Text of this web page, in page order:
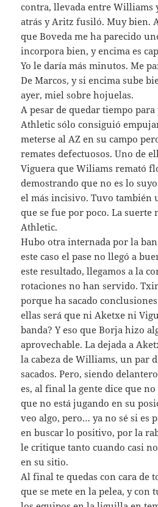
contra, llevada entre Williams
atrás y Aritz fusiló. Muy bien.
que Boveda me ha parecido
incorpora bien, y encima es
Yo le daría más minutos. Me
De Marcos, y si encima sube
ayer, miel sobre hojuelas.
A pesar de quedar tiempo
Athletic sólo consiguió
meterse al AZ en su campo
remates defectuosos. Uno de
Viguera que Wiliams remató
demostrando que no es lo
el más incisivo. Tuvo también
que se fue por poco. La suerte
Athletic.
Hubo otra internada por la
este caso el pase no llegó a
este resultado, llegamos a la
rotaciones no han servido.
porque ha sacado
ellas será que ni Aketxe ni
banda? Y eso que Borja hizo
aprovechable. La dejada a
la cabeza de Williams, un par
sacados. Pero, siendo
es, al final la gente dice que
que no está jugando en su
veo algo, pero… ya no sé si es
en buscar lo positivo, por la
le critique tanto cuando casi
en su sitio.
Al final te quedas con cara de
que se mete en la pelea, y con